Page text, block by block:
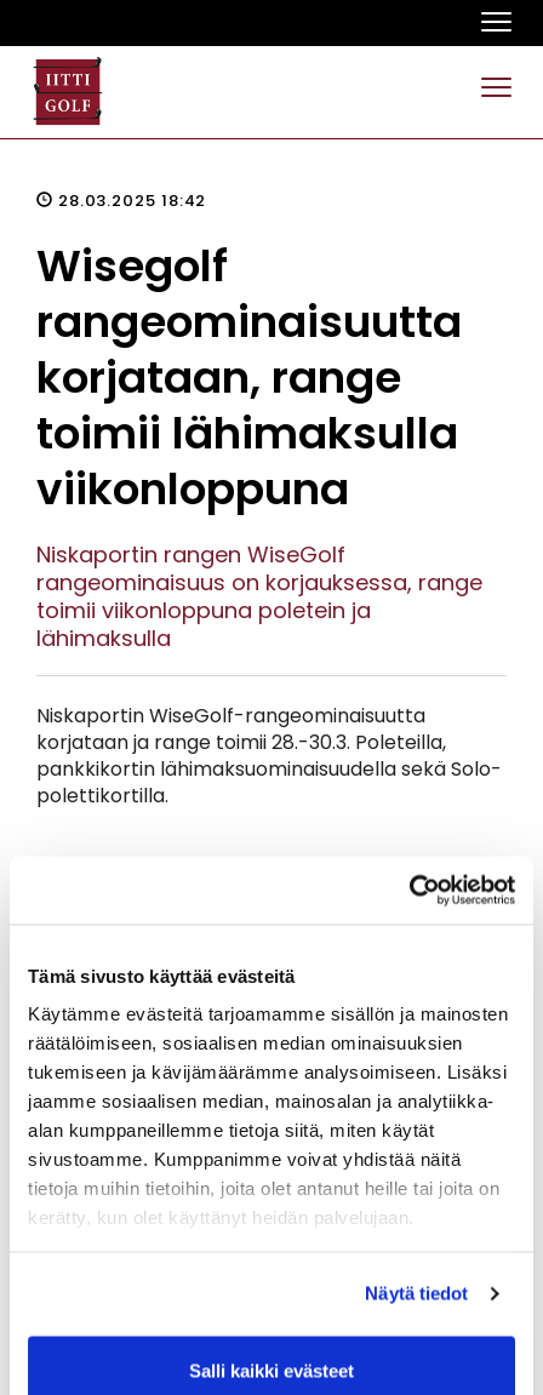
Tämä sivusto käyttää evästeitä
Käytämme evästeitä tarjoamamme sisällön ja mainosten
räätälöimiseen, sosiaalisen median ominaisuuksien
tukemiseen ja kävijämäärämme analysoimiseen. Lisäksi
jaamme sosiaalisen median, mainosalan ja analytiikka-
alan kumppaneillemme tietoja siitä, miten käytät
sivustoamme. Kumppanimme voivat yhdistää näitä
tietoja muihin tietoihin, joita olet antanut heille tai joita on
kerätty, kun olet käyttänyt heidän palvelujaan.
Näytä tiedot
Salli kaikki evästeet
28.03.2025 18:42
Wisegolf
rangeominaisuutta
korjataan, range
toimii lähimaksulla
viikonloppuna
Niskaportin rangen WiseGolf
rangeominaisuus on korjauksessa, range
toimii viikonloppuna poletein ja
lähimaksulla
Niskaportin WiseGolf-rangeominaisuutta
korjataan ja range toimii 28.-30.3. Poleteilla,
pankkikortin lähimaksuominaisuudella sekä Solo-
polettikortilla.
Kiitämme kärsivällisyydestä. Korjausta jatketaan
Kuvituskuva.